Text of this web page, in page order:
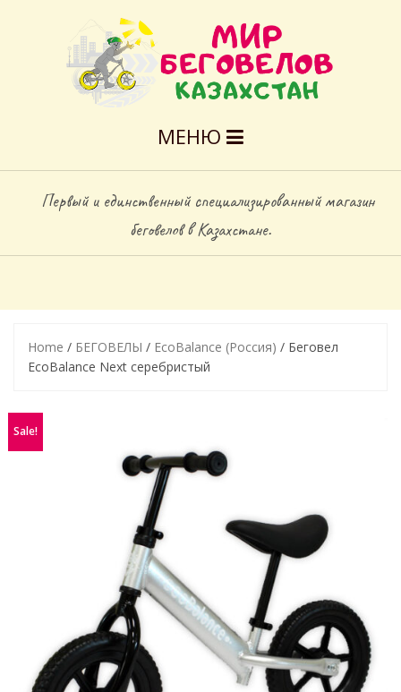
МЕНЮ
Первый и единственный специализированный магазин
беговелов в Казахстане.
Home / БЕГОВЕЛЫ / EcoBalance (Россия) / Беговел
ЕcoBalance Next серебристый
Sale!